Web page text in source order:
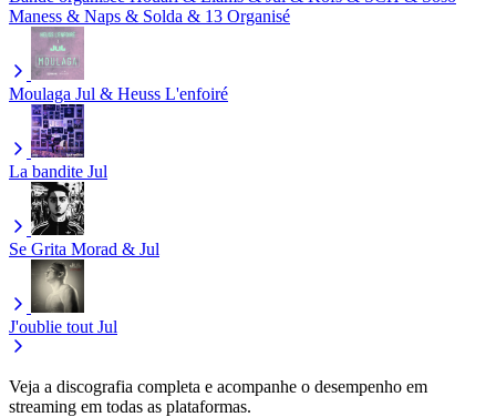
Maness & Naps & Solda & 13 Organisé
Moulaga Jul & Heuss L'enfoiré
La bandite Jul
Se Grita Morad & Jul
J'oublie tout Jul
Veja a discografia completa e acompanhe o desempenho em
streaming em todas as plataformas.